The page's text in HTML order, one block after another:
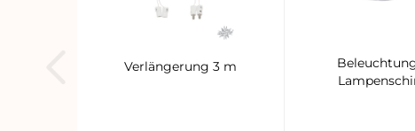
Verlängerung 3 m